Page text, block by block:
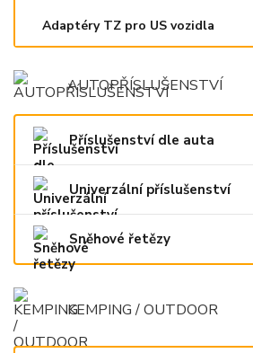
Adaptéry TZ pro US vozidla
AUTOPŘÍSLUŠENSTVÍ
Příslušenství dle auta
Univerzální příslušenství
Sněhové řetězy
KEMPING / OUTDOOR